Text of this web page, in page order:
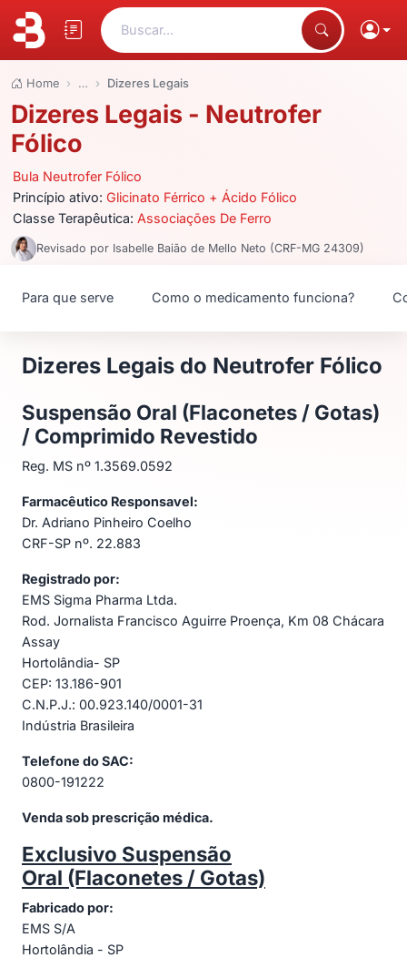
Buscar...
Home … Dizeres Legais
Dizeres Legais - Neutrofer
Fólico
Bula Neutrofer Fólico
Princípio ativo:Glicinato Férrico + Ácido Fólico
Classe Terapêutica: Associações De Ferro
Revisado por Isabelle Baião de Mello Neto (CRF-MG 24309)
Para que serve Como o medicamento funciona?
Dizeres Legais do Neutrofer Fólico
Suspensão Oral (Flaconetes / Gotas)
/ Comprimido Revestido
Reg. MS nº 1.3569.0592
Farmacêutico Responsavel:
Dr. Adriano Pinheiro Coelho
CRF-SP nº. 22.883
Registrado por:
EMS Sigma Pharma Ltda.
Rod. Jornalista Francisco Aguirre Proença, Km 08 Chácara
Assay
Hortolândia- SP
CEP: 13.186-901
C.N.P.J.: 00.923.140/0001-31
Indústria Brasileira
Telefone do SAC:
0800-191222
Venda sob prescrição médica.
Exclusivo Suspensão
Oral (Flaconetes / Gotas)
Fabricado por:
EMS S/A
Hortolândia - SP